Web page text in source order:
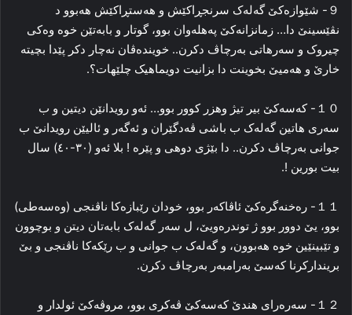
９- شێوازەکێ گەلەک سرنجڕاکێش و هەستڕاکێش هەبوو د
نڤێسینێ دا… زمانزانەکێ پەهلەوان بوو، گوتار و بابەتێن خوە وەکی
چیروک و سەرهاتی بەرچاڤ دکرن.. خویندەڤان نەچار دکر پێدا بچیتە
خارێ و هەمیێ بخوینت دا بزانیت دویماهیک چلێهات؟.
１０- کەسەکێ بیر تیژ وهزر کوور بوو… ئەو رویدانێن دیتین و ب
سەری هاتین گەلەک ب باشی ڤەدگێران و ئەگەر و ئالیێن رویدانێ ب
جوانی بەرچاڤ دکرن.. دا بێژی دوهی و پێرە ! بلا ئەو (٣٠-٤٠) سال
بیت بورین !.
１１- رەخنەگرەکێ ئاڤاکەر بوو، خودان رێبازەکا ناڤنجی (وەسەطی)
بوو، یێ دوور بوو ژ توندرەویێ، ل سەر گەلەک بابەتان دیتن و بوچوون
و تێبینێین خوە هەبوون، و گەلەک ب جوانی و ب رێکەکا ناڤنجی و بێ
بریندارکرنا کەسێ بەرامبەر بەرچاڤ دکرن.
１２- سەرەرای هندێ کەسەکێ ڤەکری بوو، مروڤەکێ ئولدار و